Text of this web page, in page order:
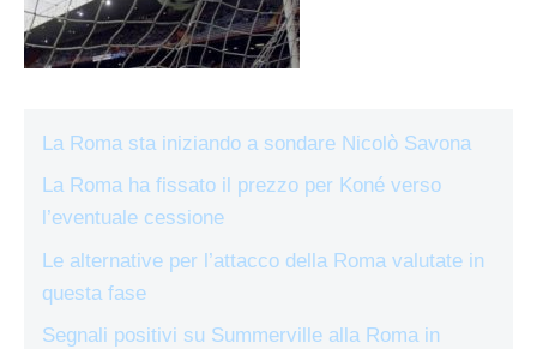
La Roma sta iniziando a sondare Nicolò Savona
La Roma ha fissato il prezzo per Koné verso
l’eventuale cessione
Le alternative per l’attacco della Roma valutate in
questa fase
Segnali positivi su Summerville alla Roma in